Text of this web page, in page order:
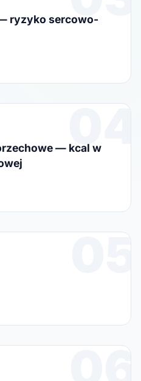
ryzyko sercowo-
04
— kcal w
05
06